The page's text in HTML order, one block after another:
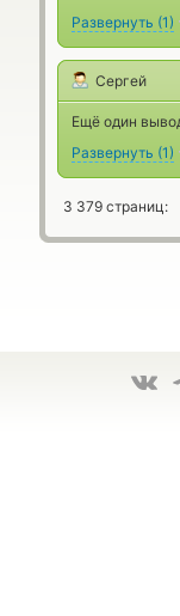
Развернуть (1)
Сергей
Ещё один
Развернуть (1)
3 379 страниц: